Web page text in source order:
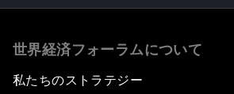
世界経済フォーラムについて
私たちのストラテジー